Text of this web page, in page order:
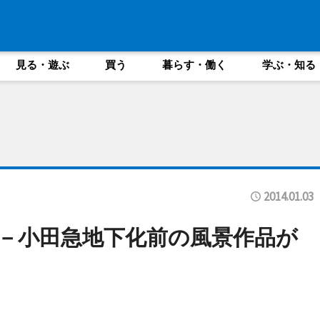
見る・遊ぶ 買う 暮らす・働く 学ぶ・知る
2014.01.03
小田急地下化前の風景作品が